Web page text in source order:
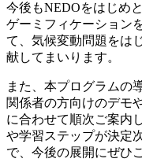
今後もNEDOをはじめ
ゲーミフィケーション
て、気候変動問題をは
献してまいります。
また、本プログラムの
関係者の方向けのデモ
に合わせて順次ご案内
や学習ステップが決定
で、今後の展開にぜひ